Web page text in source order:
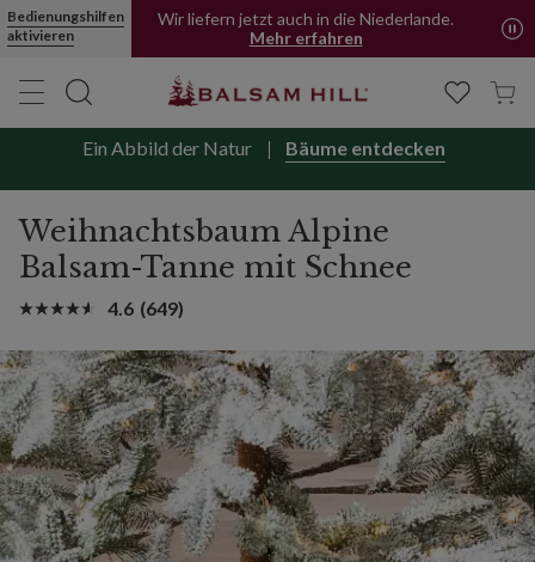
Bedienungshilfen
aktivieren
Wir liefern jetzt auch in die Niederlande.
Mehr erfahren
Ein Abbild der Natur Bäume entdecken
Weihnachtsbaum Alpine
Balsam-Tanne mit Schnee
4.6 (649)